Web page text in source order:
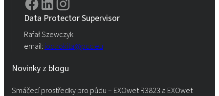
Data Protector Supervisor
Rafał Szewczyk
email: iod.rokita@pcc.eu
Novinky z blogu
Smáčecí prostředky pro půdu – EXOwet R3823 a EXOwet